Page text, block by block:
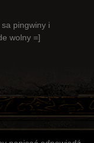
pingwiny i
wolny =]